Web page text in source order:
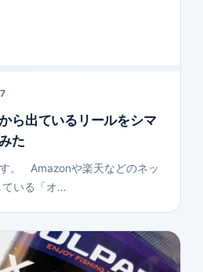
ら出ているリールをシマ
た
。 Amazonや楽天などのネッ
ている「オ…